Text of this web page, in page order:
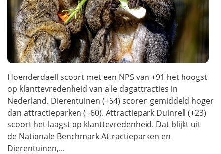
Hoenderdaell scoort met een NPS van +91 het hoogst
op klanttevredenheid van alle dagattracties in
Nederland. Dierentuinen (+64) scoren gemiddeld hoger
dan attractieparken (+60). Attractiepark Duinrell (+23)
scoort het laagst op klanttevredenheid. Dat blijkt uit
de Nationale Benchmark Attractieparken en
Dierentuinen,...